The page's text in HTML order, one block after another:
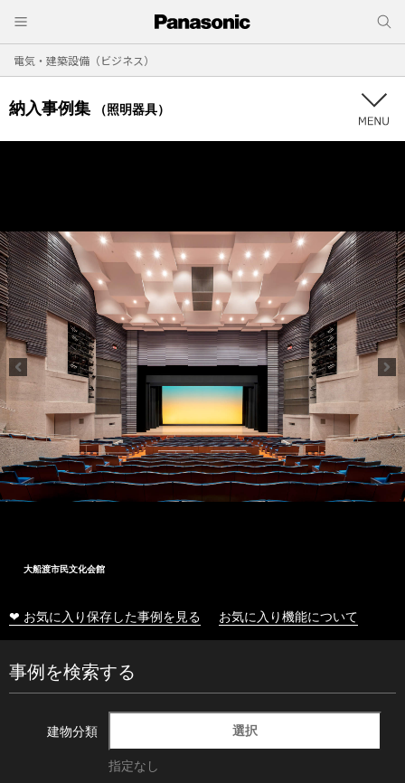
電気・建築設備（ビジネス）
納入事例集 （照明器具）
大船渡市民文化会館
❤ お気に入り保存した事例を見る お気に入り機能について
事例を検索する
建物分類 選択
指定なし